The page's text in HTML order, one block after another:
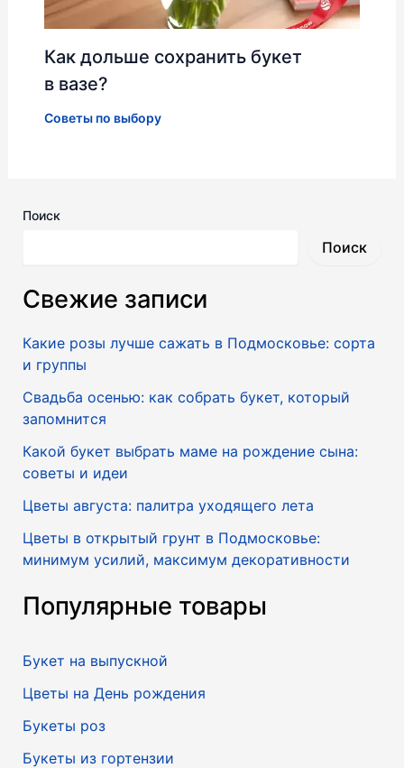
Как дольше сохранить букет
в вазе?
Советы по выбору
Поиск
Поиск
Свежие записи
Какие розы лучше сажать в Подмосковье: сорта
и группы
Свадьба осенью: как собрать букет, который
запомнится
Какой букет выбрать маме на рождение сына:
советы и идеи
Цветы августа: палитра уходящего лета
Цветы в открытый грунт в Подмосковье:
минимум усилий, максимум декоративности
Популярные товары
Букет на выпускной
Цветы на День рождения
Букеты роз
Букеты из гортензии